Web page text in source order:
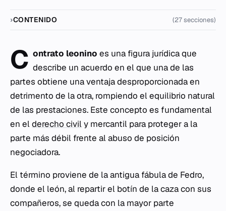
CONTENIDO (27 secciones)
C ontrato leonino es una figura jurídica que
describe un acuerdo en el que una de las
partes obtiene una ventaja desproporcionada en
detrimento de la otra, rompiendo el equilibrio natural
de las prestaciones. Este concepto es fundamental
en elderecho civily mercantil para proteger a la
parte más débil frente al abuso de posición
negociadora.
El término proviene de la antigua fábula de Fedro,
donde el león, al repartir el botín de la caza con sus
compañeros, se queda con la mayor parte